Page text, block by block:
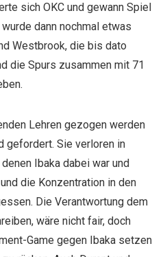
sich OKC und gewann Spiel
dann nochmal etwas
Westbrook, die bis dato
die Spurs zusammen mit 71
Lehren gezogen werden
gefordert. Sie verloren in
Ibaka dabei war und
die Konzentration in den
Die Verantwortung dem
wäre nicht fair, doch
Game gegen Ibaka setzen